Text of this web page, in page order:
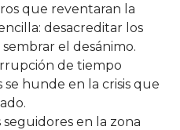
que reventaran la
desacreditar los
el desánimo.
de tiempo
hunde en la crisis que
en la zona